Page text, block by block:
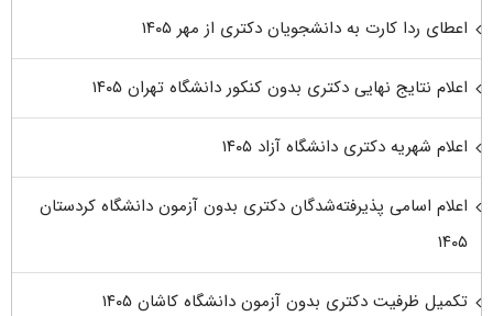
اعطای ردا کارت به دانشجویان دکتری از مهر ۱۴۰۵
اعلام نتایج نهایی دکتری بدون کنکور دانشگاه تهران ۱۴۰۵
اعلام شهریه دکتری دانشگاه آزاد ۱۴۰۵
اعلام اسامی پذیرفته‌شدگان دکتری بدون آزمون دانشگاه کردستان
۱۴۰۵
تکمیل ظرفیت دکتری بدون آزمون دانشگاه کاشان ۱۴۰۵